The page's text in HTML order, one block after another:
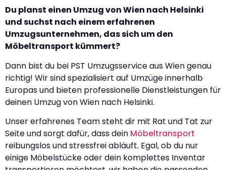
Du planst einen Umzug von Wien nach Helsinki
und suchst nach einem erfahrenen
Umzugsunternehmen, das sich um den
Möbeltransport kümmert?
Dann bist du bei PST Umzugsservice aus Wien genau
richtig! Wir sind spezialisiert auf Umzüge innerhalb
Europas und bieten professionelle Dienstleistungen für
deinen Umzug von Wien nach Helsinki.
Unser erfahrenes Team steht dir mit Rat und Tat zur
Seite und sorgt dafür, dass dein Möbeltransport
reibungslos und stressfrei abläuft. Egal, ob du nur
einige Möbelstücke oder dein komplettes Inventar